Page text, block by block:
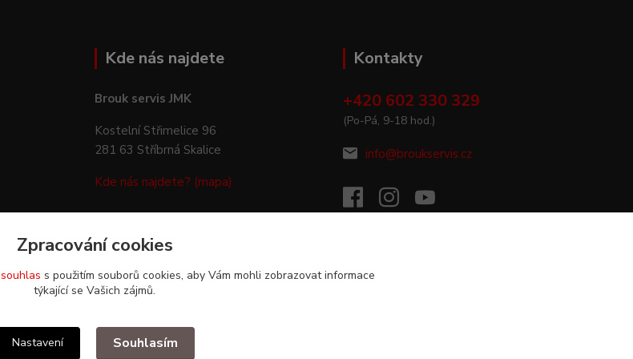
Kde nás najdete
Brouk servis JMK
Kostelní Střimelice 96
281 63 Stříbrná Skalice
Kde nás najdete? (mapa)
Kontakty
+420 602 330 329
(Po-Pá, 9-18 hod.)
info@broukservis.cz
Upravit sběr cookies.
Zpracování cookies
souhlas s použitím souborů cookies, aby Vám mohli zobrazovat informace
týkající se Vašich zájmů.
Nastavení Souhlasím